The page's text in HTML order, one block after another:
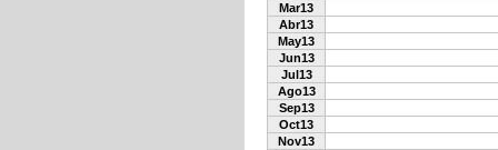
Mar13
Abr13
May13
Jun13
Jul13
Ago13
Sep13
Oct13
Nov13